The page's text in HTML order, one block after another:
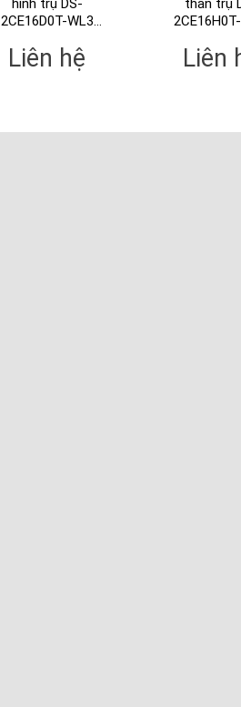
hình trụ DS-
2CE16D0T-WL3
Liên hệ
thân trụ
Liên